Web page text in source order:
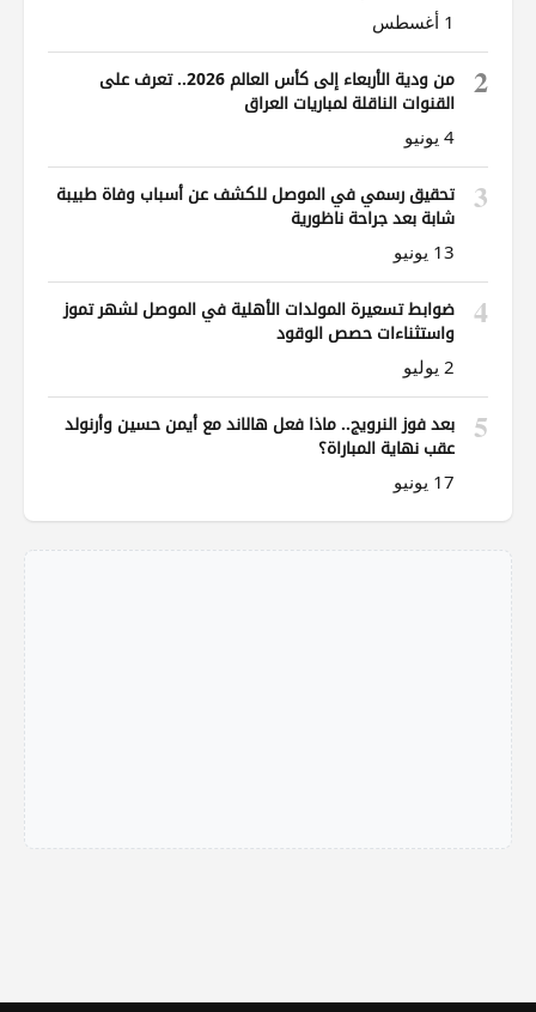
1 أغسطس
2
من ودية الأربعاء إلى كأس العالم 2026.. تعرف على
القنوات الناقلة لمباريات العراق
4 يونيو
3
تحقيق رسمي في الموصل للكشف عن أسباب وفاة طبيبة
شابة بعد جراحة ناظورية
13 يونيو
4
ضوابط تسعيرة المولدات الأهلية في الموصل لشهر تموز
واستثناءات حصص الوقود
2 يوليو
5
بعد فوز النرويج.. ماذا فعل هالاند مع أيمن حسين وأرنولد
عقب نهاية المباراة؟
17 يونيو